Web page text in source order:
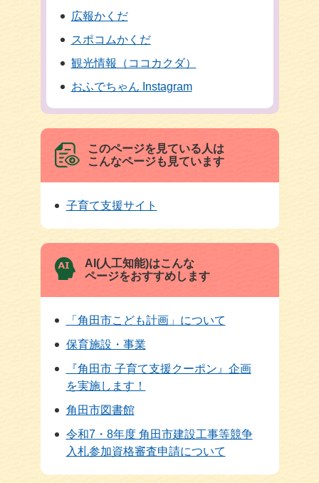
広報かくだ
スポコムかくだ
観光情報（ココカクダ）
おふでちゃん Instagram
このページを見ている人は
こんなページも見ています
子育て支援サイト
AI(人工知能)はこんな
ページをおすすめします
「角田市こども計画」について
保育施設・事業
『角田市 子育て支援クーポン』企画
を実施します！
角田市図書館
令和7・8年度 角田市建設工事等競争
入札参加資格審査申請について